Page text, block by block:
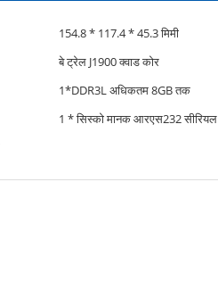
154.8 * 117.4 * 45.3 मिमी
बे ट्रेल J1900 क्वाड कोर
1*DDR3L अधिकतम 8GB तक
1 * सिस्को मानक आरएस232 सीरियल